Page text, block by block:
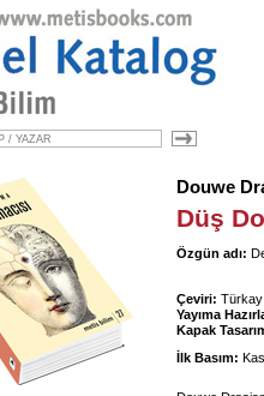
Douwe
Düş
Özgün adı:
Çeviri: Türkay
Yayıma
Kapak
İlk Basım: